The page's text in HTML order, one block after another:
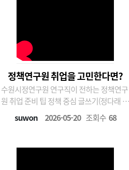
정책연구원 취업을 고민한다면?
수원시정연구원 연구직이 전하는 정책연구
원 취업 준비 팁 정책 중심 글쓰기(정다래 연
실현 가능한 실무적 연구 접근 (신한나 연구
suwon 2026-05-20 조회수 68